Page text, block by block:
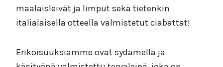
maalaisleivät ja limput sekä tietenkin
italialaisella otteella valmistetut ciabattat!
Erikoisuuksiamme ovat sydämellä ja